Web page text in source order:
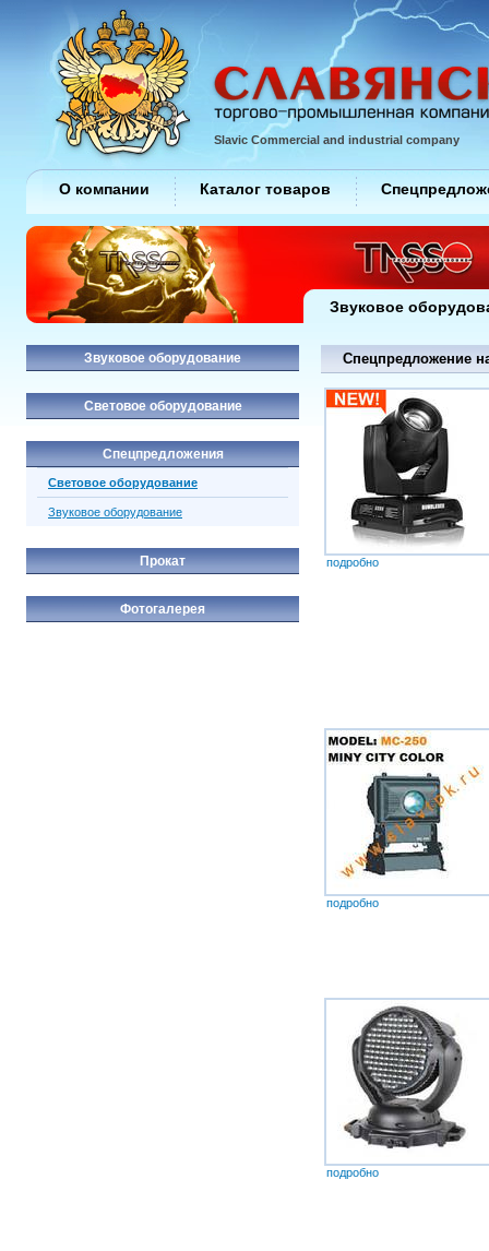
Спецпредложение
подробно
подробно
подробно
Звуковое оборудование
Световое оборудование
Спецпредложения
Световое оборудование
Звуковое оборудование
Прокат
Фотогалерея
Slavic Commercial and industrial company
О компании Каталог товаров
Звуковое